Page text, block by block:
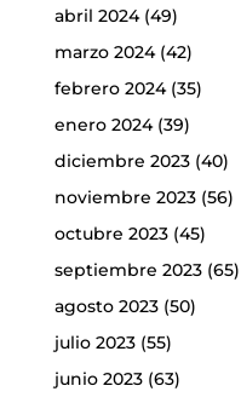
abril 2024(49)
marzo 2024(42)
febrero 2024(35)
enero 2024(39)
diciembre 2023(40)
noviembre 2023(56)
octubre 2023(45)
septiembre 2023(65)
agosto 2023(50)
julio 2023(55)
junio 2023(63)